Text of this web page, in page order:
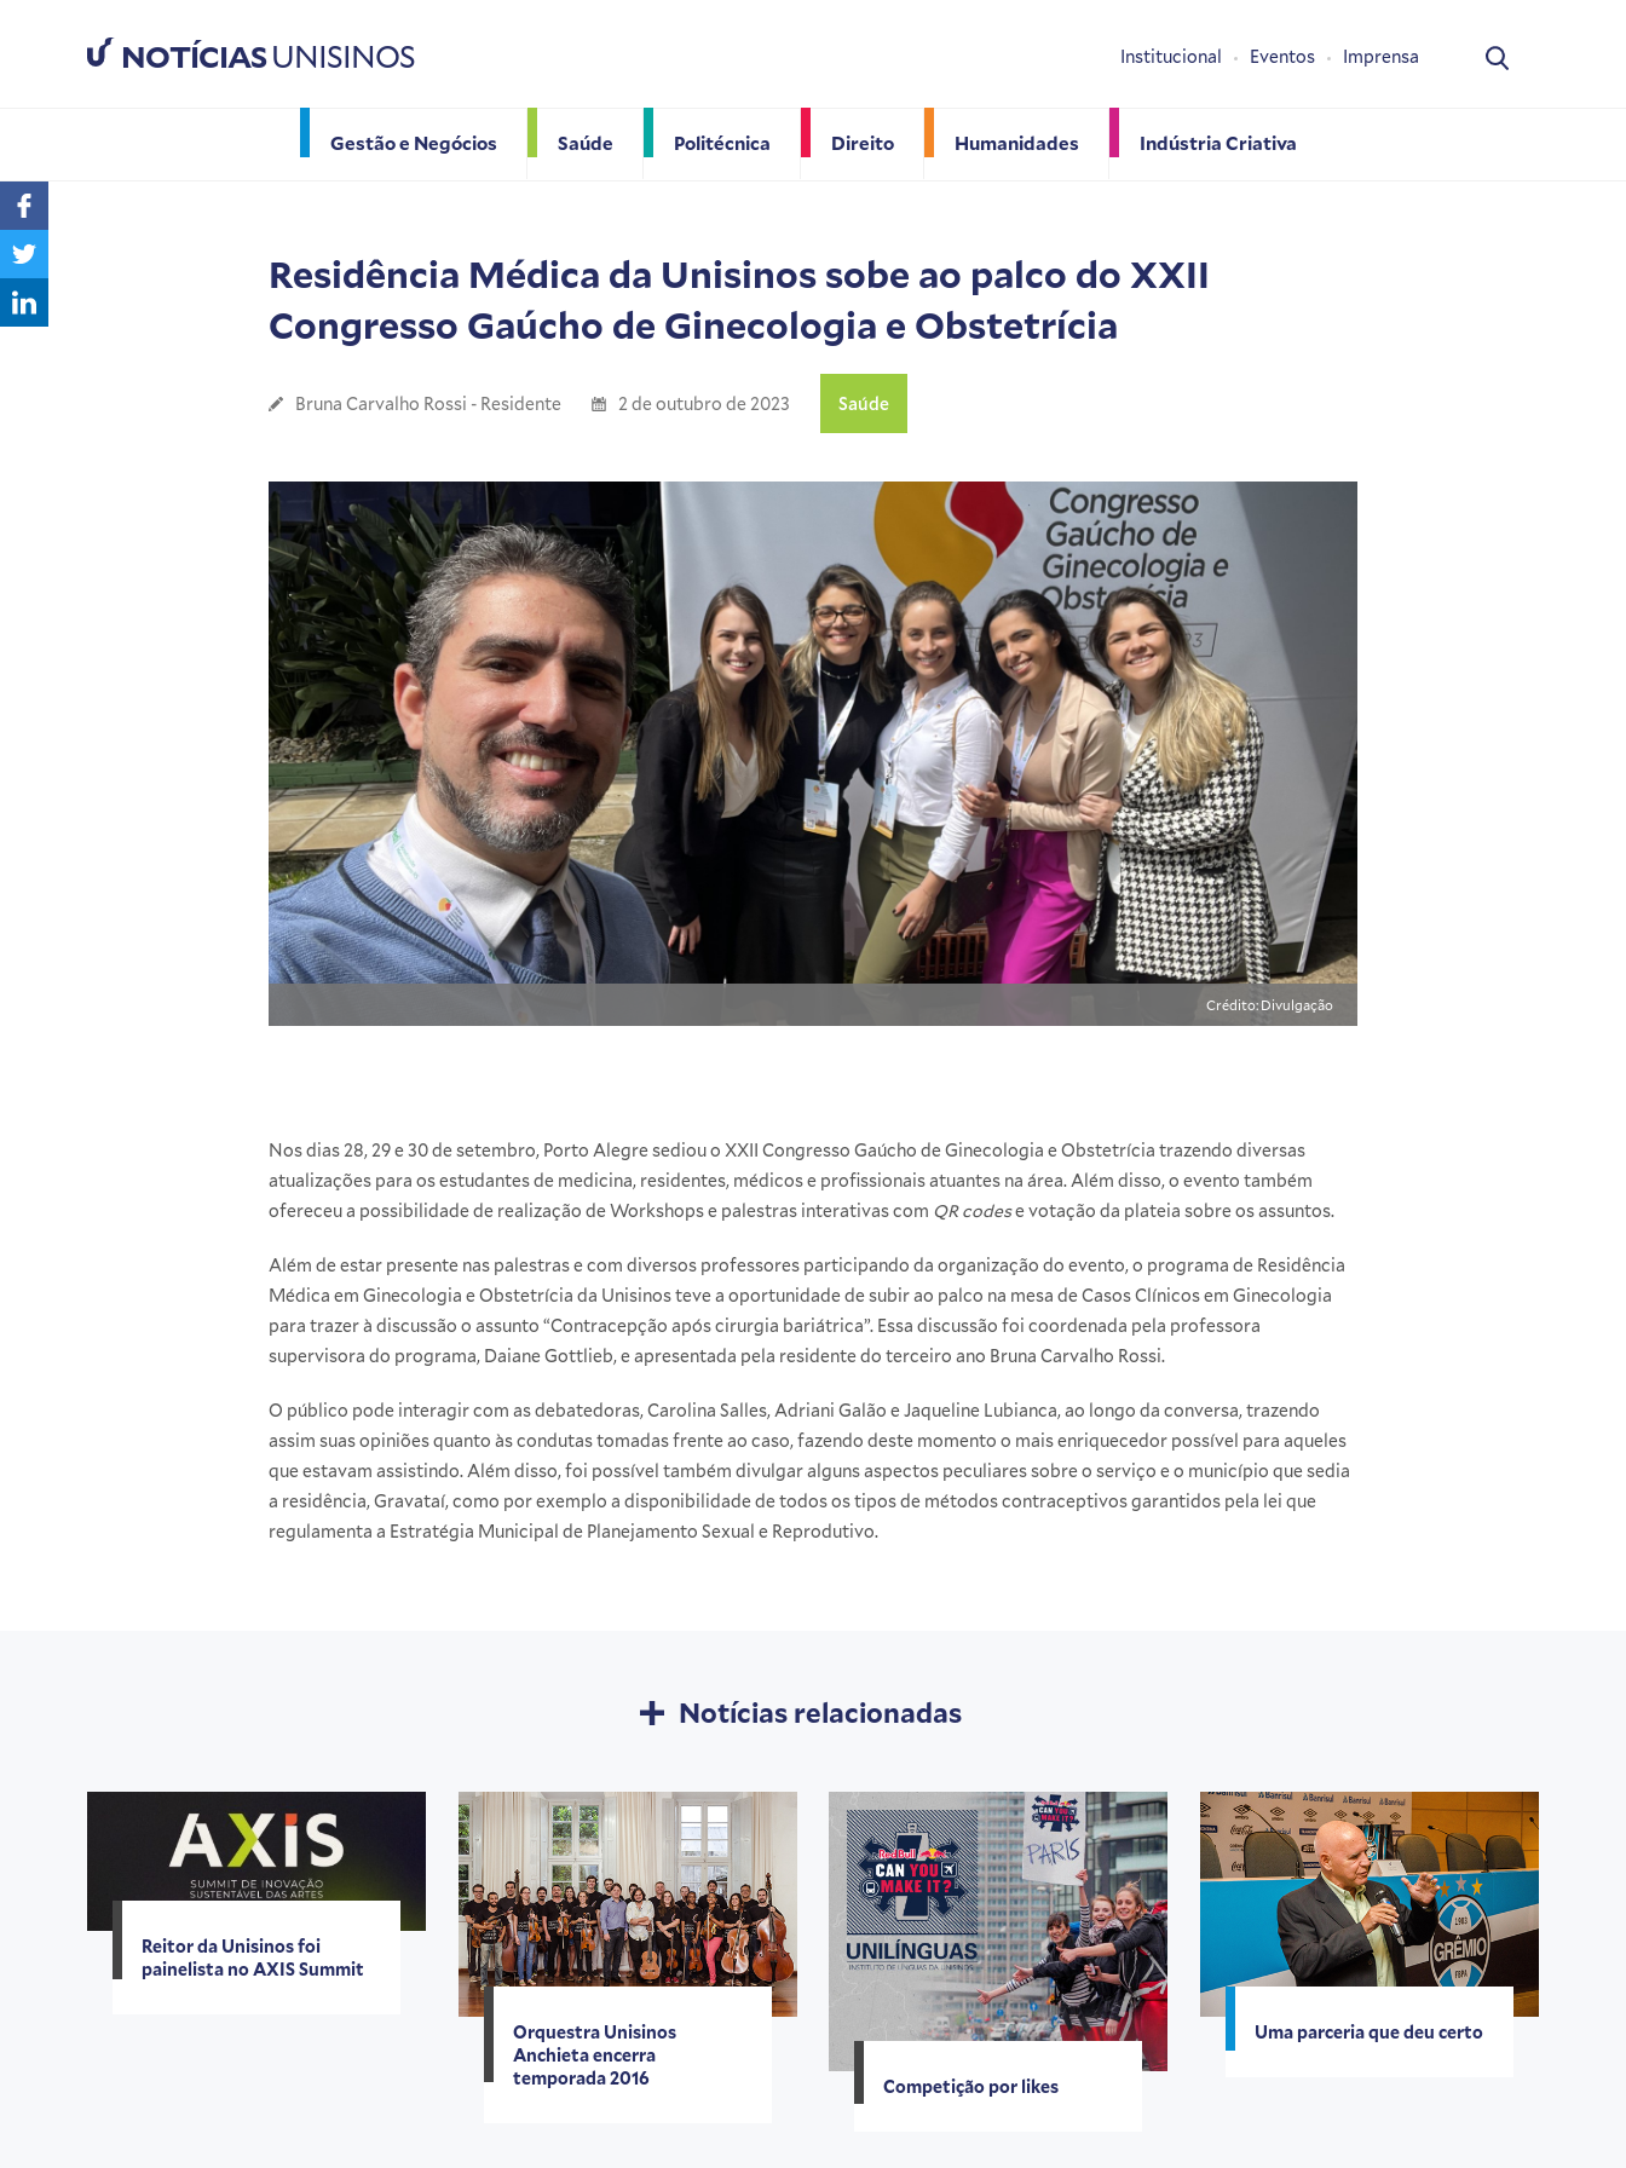
NOTÍCIASUNISINOS
Gestão e Negócios Saúde Politécnica Direito Humanidades Indústria Criativa
Institucional Eventos Imprensa
Residência Médica da Unisinos sobe ao palco do XXII
Congresso Gaúcho de Ginecologia e Obstetrícia
Bruna Carvalho Rossi - Residente 2 de outubro de 2023 Saúde
Crédito: Divulgação
Nos dias 28, 29 e 30 de setembro, Porto Alegre sediou o XXII Congresso Gaúcho de Ginecologia e Obstetrícia trazendo diversas
atualizações para os estudantes de medicina, residentes, médicos e profissionais atuantes na área. Além disso, o evento também
ofereceu a possibilidade de realização de Workshops e palestras interativas com QR codese votação da plateia sobre os assuntos.
Além de estar presente nas palestras e com diversos professores participando da organização do evento, o programa de Residência
Médica em Ginecologia e Obstetrícia da Unisinos teve a oportunidade de subir ao palco na mesa de Casos Clínicos em Ginecologia
para trazer à discussão o assunto “Contracepção após cirurgia bariátrica”. Essa discussão foi coordenada pela professora
supervisora do programa, Daiane Gottlieb, e apresentada pela residente do terceiro ano Bruna Carvalho Rossi.
O público pode interagir com as debatedoras, Carolina Salles, Adriani Galão e Jaqueline Lubianca, ao longo da conversa, trazendo
assim suas opiniões quanto às condutas tomadas frente ao caso, fazendo deste momento o mais enriquecedor possível para aqueles
que estavam assistindo. Além disso, foi possível também divulgar alguns aspectos peculiares sobre o serviço e o município que sedia
a residência, Gravataí, como por exemplo a disponibilidade de todos os tipos de métodos contraceptivos garantidos pela lei que
regulamenta a Estratégia Municipal de Planejamento Sexual e Reprodutivo.
Notícias relacionadas
Reitor da Unisinos foi
painelista no AXIS Summit
Orquestra Unisinos
Anchieta encerra
temporada 2016
Competição por likes
Uma parceria que deu certo